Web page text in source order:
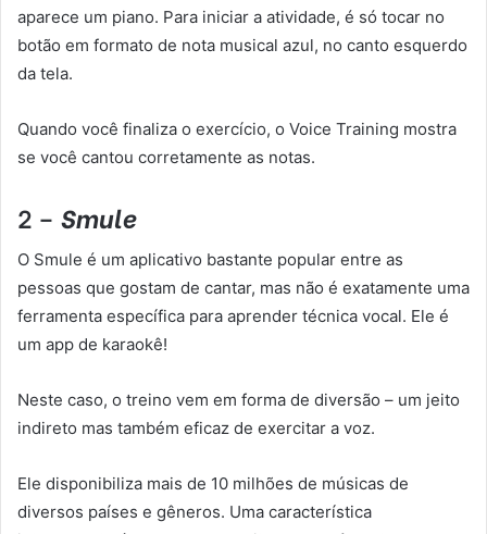
aparece um piano. Para iniciar a atividade, é só tocar no
botão em formato de nota musical azul, no canto esquerdo
da tela.
Quando você finaliza o exercício, o Voice Training mostra
se você cantou corretamente as notas.
2 – Smule
O Smule é um aplicativo bastante popular entre as
pessoas que gostam de cantar, mas não é exatamente uma
ferramenta específica para aprender técnica vocal. Ele é
um app de karaokê!
Neste caso, o treino vem em forma de diversão – um jeito
indireto mas também eficaz de exercitar a voz.
Ele disponibiliza mais de 10 milhões de músicas de
diversos países e gêneros. Uma característica